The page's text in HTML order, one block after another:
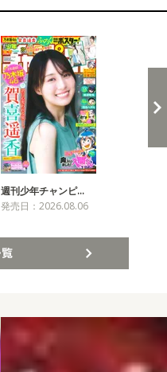
週刊少年チャンピ…
発売日：2026.08.06